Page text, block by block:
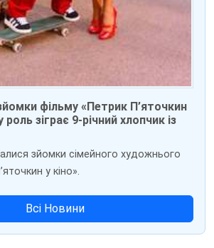
фільму «Петрик П’яточкин
роль зіграє 9-річний хлопчик із
зйомки сімейного художнього
у кіно».
Всі Новини